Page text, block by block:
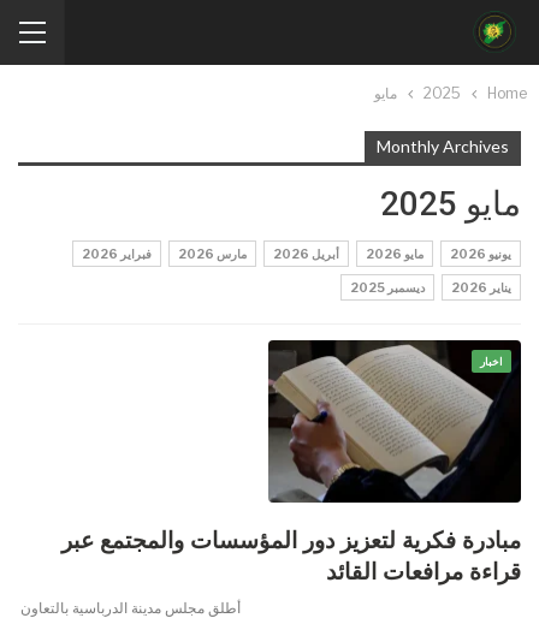
Home
2025 مايو
Monthly Archives
مايو 2025
يونيو 2026 مايو 2026 أبريل 2026 مارس 2026 فبراير 2026
يناير 2026 ديسمبر 2025
اخبار
مبادرة فكرية لتعزيز دور المؤسسات والمجتمع عبر
قراءة مرافعات القائد
أطلق مجلس مدينة الدرباسية بالتعاون